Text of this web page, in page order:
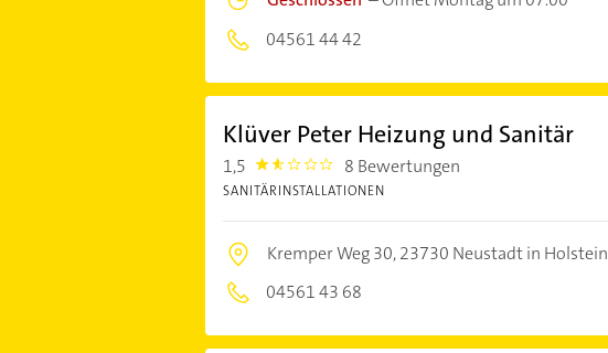
04561 44 42
Klüver Peter Heizung und Sanitär
1,5 1.5 8 Bewertungen
SANITÄRINSTALLATIONEN
Kremper Weg 30,23730 Neustadt in Holstein
04561 43 68